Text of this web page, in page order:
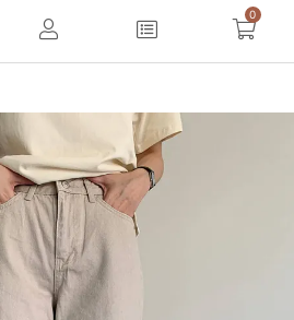
0